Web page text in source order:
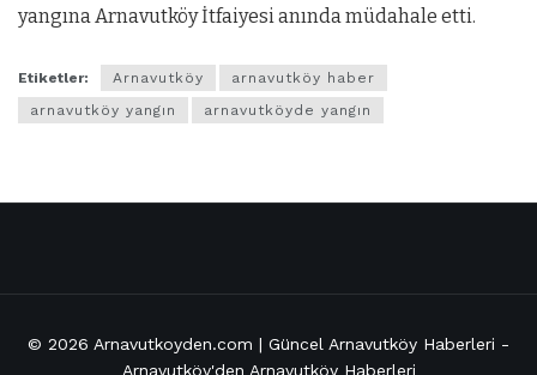
yangına Arnavutköy İtfaiyesi anında müdahale etti.
Etiketler: Arnavutköy
arnavutköy haber
arnavutköy yangın
arnavutköyde yangın
© 2026 Arnavutkoyden.com | Güncel Arnavutköy Haberleri -
Arnavutköy'den Arnavutköy Haberleri